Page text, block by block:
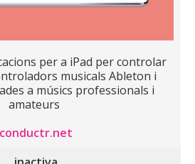
per a iPad per controlar
musicals Ableton i
a músics professionals i
amateurs ‍
conductr.net